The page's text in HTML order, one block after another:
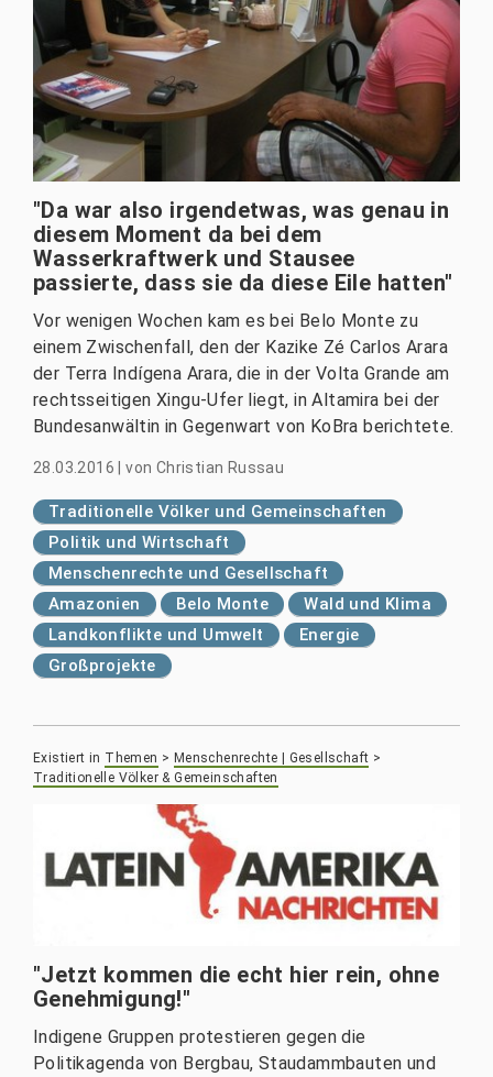
"Da war also irgendetwas, was genau in
diesem Moment da bei dem
Wasserkraftwerk und Stausee
passierte, dass sie da diese Eile hatten"
Vor wenigen Wochen kam es bei Belo Monte zu
einem Zwischenfall, den der Kazike Zé Carlos Arara
der Terra Indígena Arara, die in der Volta Grande am
rechtsseitigen Xingu-Ufer liegt, in Altamira bei der
Bundesanwältin in Gegenwart von KoBra berichtete.
28.03.2016 |von Christian Russau
Traditionelle Völker und Gemeinschaften
Politik und Wirtschaft
Menschenrechte und Gesellschaft
Amazonien
Belo Monte
Wald und Klima
Landkonflikte und Umwelt
Energie
Großprojekte
Existiert in Themen > Menschenrechte | Gesellschaft >
Traditionelle Völker & Gemeinschaften
"Jetzt kommen die echt hier rein, ohne
Genehmigung!"
Indigene Gruppen protestieren gegen die
Politikagenda von Bergbau, Staudammbauten und